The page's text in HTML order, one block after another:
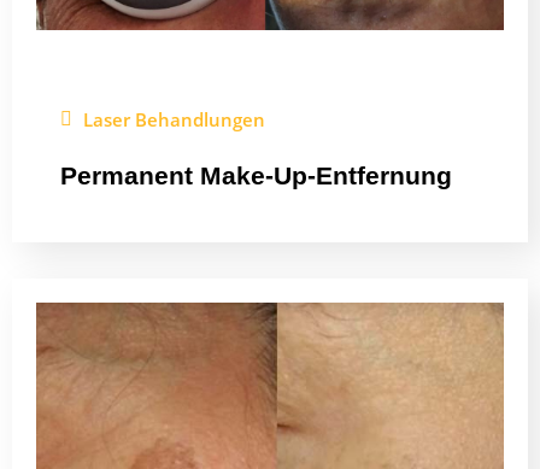
Laser Behandlungen
Permanent Make-Up-Entfernung